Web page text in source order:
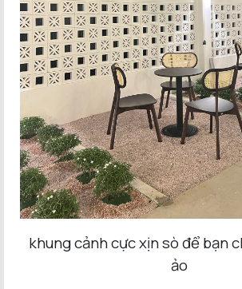
khung cảnh cực xịn sò để bạn
ảo